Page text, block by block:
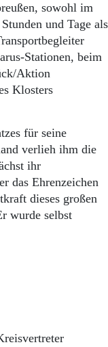
sowohl im
und Tage als
Stationen, beim
Aktion
Klosters
für seine
verlieh ihm die
ihr
das Ehrenzeichen
dieses großen
wurde selbst